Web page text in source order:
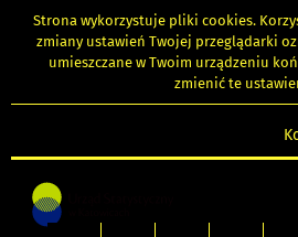
Strona wykorzystuje pliki cookies.
zmiany ustawień Twojej przeglądarki
umieszczane w Twoim urządzeniu
zmienić te